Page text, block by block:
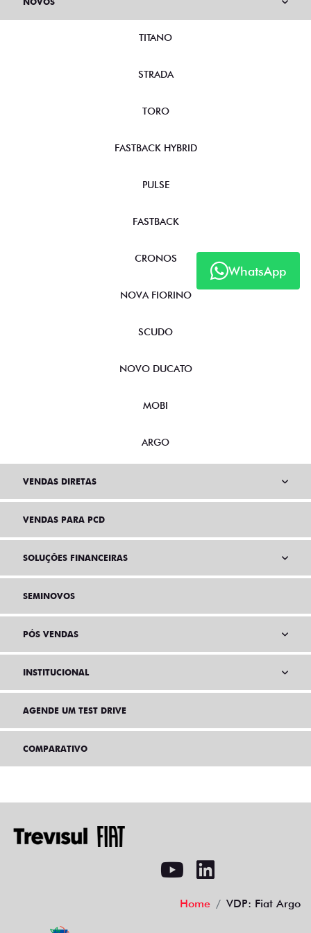
WhatsApp
TITANO
STRADA
TORO
FASTBACK HYBRID
PULSE
FASTBACK
CRONOS
NOVA FIORINO
SCUDO
NOVO DUCATO
MOBI
ARGO
VENDAS DIRETAS
VENDAS PARA PCD
SOLUÇÕES FINANCEIRAS
SEMINOVOS
PÓS VENDAS
INSTITUCIONAL
AGENDE UM TEST DRIVE
COMPARATIVO
Home VDP: Fiat Argo